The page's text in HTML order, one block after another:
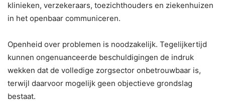
klinieken, verzekeraars, toezichthouders en ziekenhuizen
in het openbaar communiceren.
Openheid over problemen is noodzakelijk. Tegelijkertijd
kunnen ongenuanceerde beschuldigingen de indruk
wekken dat de volledige zorgsector onbetrouwbaar is,
terwijl daarvoor mogelijk geen objectieve grondslag
bestaat.